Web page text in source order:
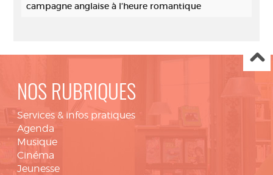
campagne anglaise à l’heure romantique
NOS RUBRIQUES
Services & infos pratiques
Agenda
Musique
Cinéma
Jeunesse